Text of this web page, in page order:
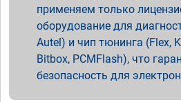
применяем только
оборудование для
Autel) и чип тюнинга (Flex,
Bitbox, PCMFlash), что
безопасность для